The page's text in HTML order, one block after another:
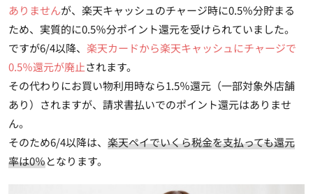
ありませんが、楽天キャッシュのチャージ時に0.5％分貯まる
ため、実質的に0.5％分ポイント還元を受けられていました。
ですが6/4以降、 楽天カードから楽天キャッシュにチャージで
0.5％還元が廃止されます。
その代わりにお買い物利用時なら1.5％還元（一部対象外店舗
あり）されますが、請求書払いでのポイント還元はありませ
ん。
そのため6/4以降は、 楽天ペイでいくら税金を支払っても還元
率は0％となります。